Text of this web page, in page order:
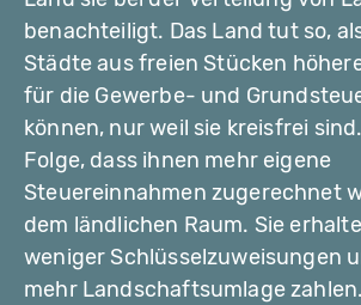
benachteiligt. Das Land tut so,
Städte aus freien Stücken
für die Gewerbe- und
können, nur weil sie kreisfrei
Folge, dass ihnen mehr eigene
Steuereinnahmen zugerechnet
dem ländlichen Raum. Sie
weniger Schlüsselzuweisungen
mehr Landschaftsumlage